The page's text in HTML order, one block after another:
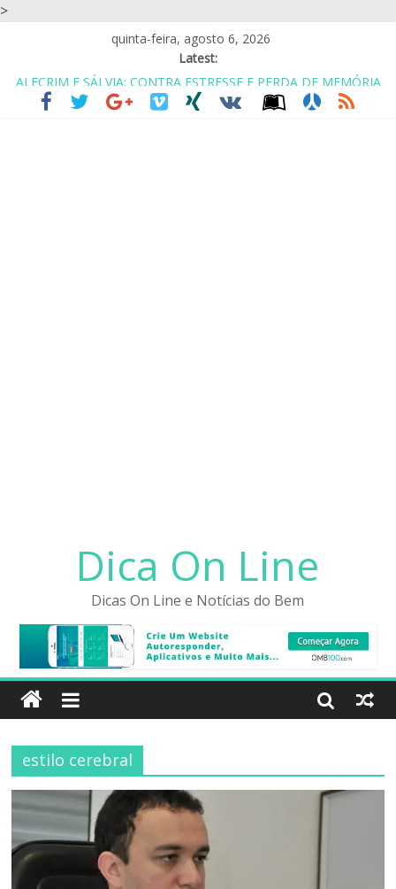
>
quinta-feira, agosto 6, 2026
Latest:
ALECRIM E SÁLVIA: CONTRA ESTRESSE E PERDA DE MEMÓRIA
CASA DE REPOUSO? ASILO? NÃO.. É COABITAÇÃO COM
AMIGOS
Dica On Line
Dicas On Line e Notícias do Bem
estilo cerebral